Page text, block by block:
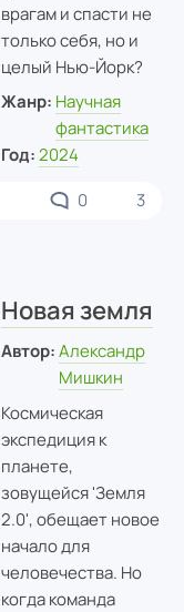
врагам и спасти не
только себя, но и
целый Нью-Йорк?
Жанр: Научная
фантастика
Год: 2024
0 3
Новая земля
Автор: Александр
Мишкин
Космическая
экспедиция к
планете,
зовущейся 'Земля
2.0', обещает новое
начало для
человечества. Но
когда команда